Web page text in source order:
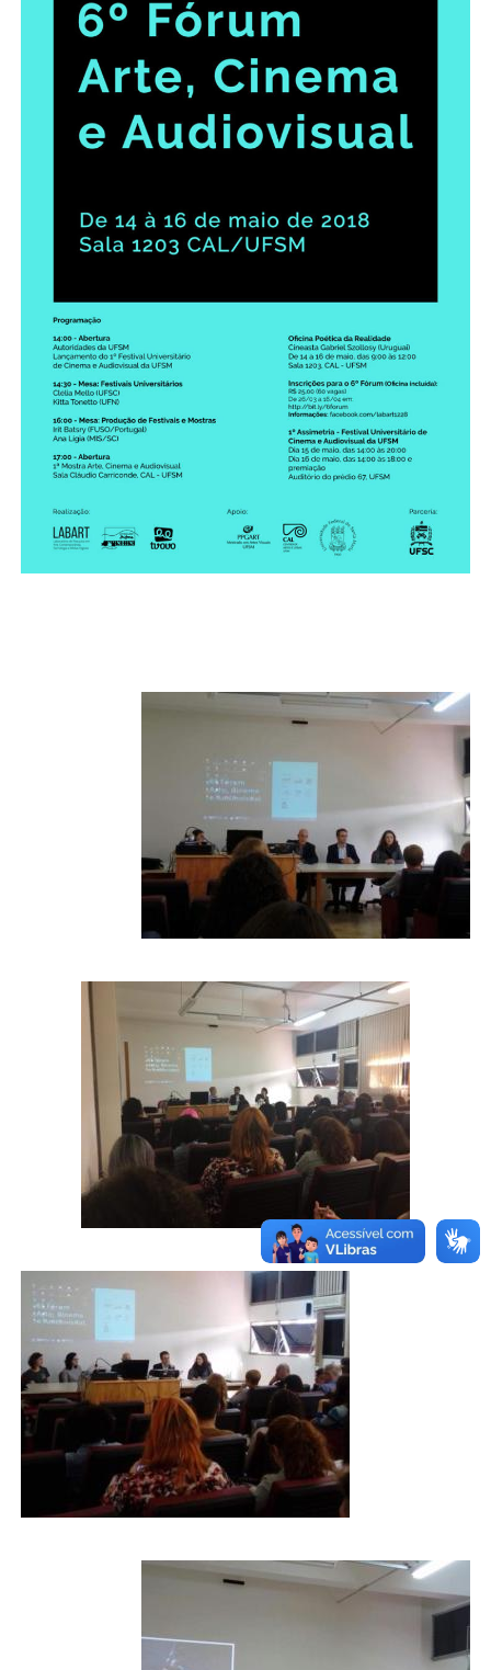
Ministério da Cidadania
Ministério da Saúde
Ministério de Minas e Energia
Ministério do Meio Ambiente
Ministério do Turismo
Ministério do Desenvolvimento Regional
Controladoria-Geral da União
Ministério da Mulher, da Família e dos Direitos Humanos
Secretaria-Geral